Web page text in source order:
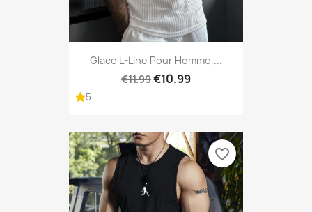
Glace L-Line Pour Homme,...
€11.99€10.99
5
favorite_border